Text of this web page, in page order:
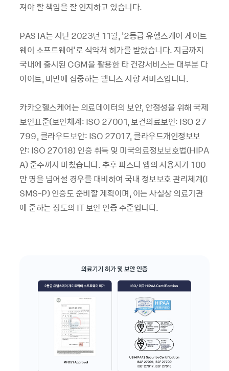
져야 할 책임을 잘 인지하고 있습니다.
PASTA는 지난 2023년 11월, '2등급 유헬스케어 게이트
웨이 소프트웨어'로 식약처 허가를 받았습니다. 지금까지
국내에 출시된 CGM을 활용한 타 건강서비스는 대부분 다
이어트, 비만에 집중하는 웰니스 지향 서비스입니다.
카카오헬스케어는 의료데이터의 보안, 안정성을 위해 국제
보안표준(보안체계: ISO 27001, 보건의료보안: ISO 27
799, 클라우드보안: ISO 27017, 클라우드개인정보보
안: ISO 27018) 인증 취득 및 미국의료정보보호법(HIPA
A) 준수까지 마쳤습니다. 추후 파스타 앱의 사용자가 100
만 명을 넘어설 경우를 대비하여 국내 정보보호 관리체계(I
SMS-P) 인증도 준비할 계획이며, 이는 사실상 의료기관
에 준하는 정도의 IT 보안 인증 수준입니다.